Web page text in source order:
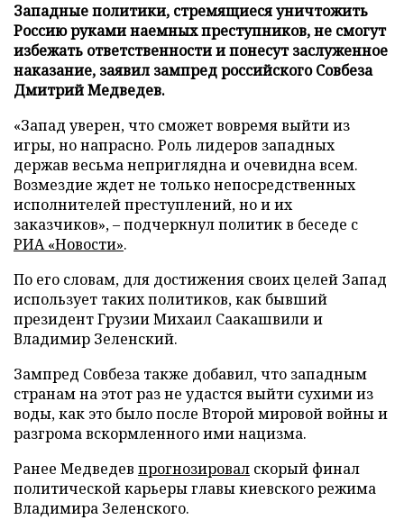
Западные политики, стремящиеся уничтожить
Россию руками наемных преступников, не смогут
избежать ответственности и понесут заслуженное
наказание, заявил зампред российского Совбеза
Дмитрий Медведев.
«Запад уверен, что сможет вовремя выйти из
игры, но напрасно. Роль лидеров западных
держав весьма неприглядна и очевидна всем.
Возмездие ждет не только непосредственных
исполнителей преступлений, но и их
заказчиков», – подчеркнул политик в беседе с
РИА «Новости».
По его словам, для достижения своих целей Запад
использует таких политиков, как бывший
президент Грузии Михаил Саакашвили и
Владимир Зеленский.
Зампред Совбеза также добавил, что западным
странам на этот раз не удастся выйти сухими из
воды, как это было после Второй мировой войны и
разгрома вскормленного ими нацизма.
Ранее Медведев прогнозировал скорый финал
политической карьеры главы киевского режима
Владимира Зеленского.